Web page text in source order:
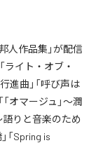
人作品集」が配信
ライト・オブ・
進曲」「呼び声は
オマージュ」～潤
語りと音楽のため
「Spring is